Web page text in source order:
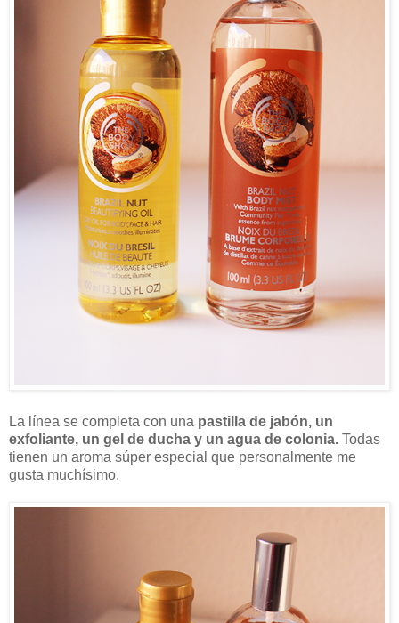
La línea se completa con una pastilla de jabón, un
exfoliante, un gel de ducha y un agua de colonia. Todas
tienen un aroma súper especial que personalmente me
gusta muchísimo.